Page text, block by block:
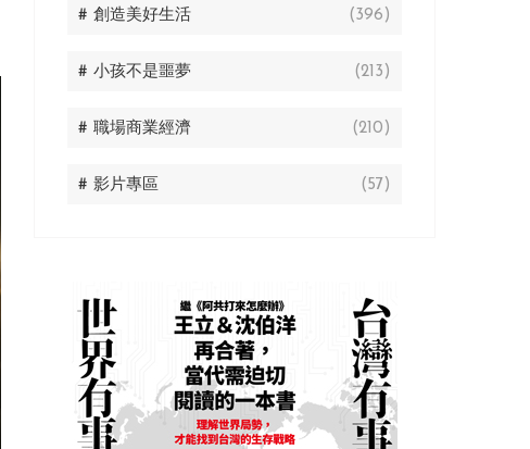
# 創造美好生活 (396)
# 小孩不是噩夢 (213)
# 職場商業經濟 (210)
# 影片專區 (57)